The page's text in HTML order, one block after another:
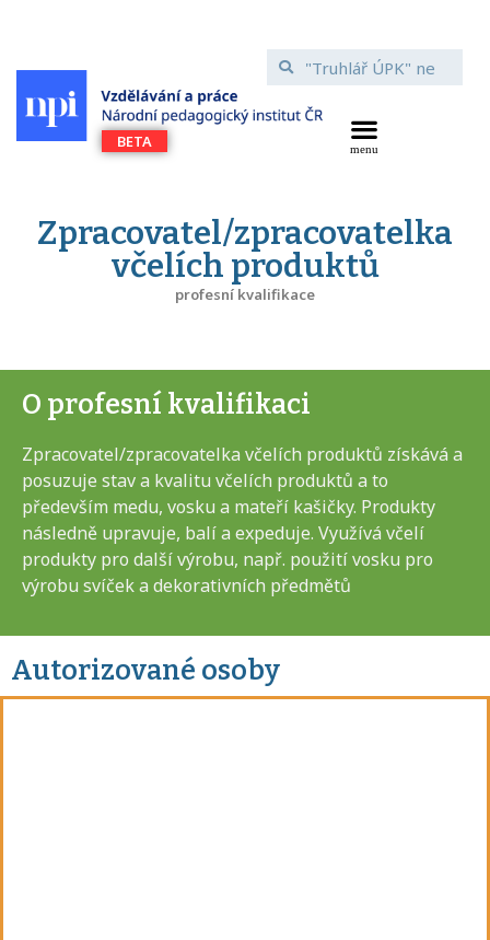
Zpracovatel/zpracovatelka
včelích produktů
profesní kvalifikace
O profesní kvalifikaci
Zpracovatel/zpracovatelka včelích produktů získává a
posuzuje stav a kvalitu včelích produktů a to
především medu, vosku a mateří kašičky. Produkty
následně upravuje, balí a expeduje. Využívá včelí
produkty pro další výrobu, např. použití vosku pro
výrobu svíček a dekorativních předmětů
Autorizované osoby